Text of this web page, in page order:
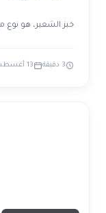
خبز الشعير، هو نوع
3 دقيقة 13 أغسطس 2023